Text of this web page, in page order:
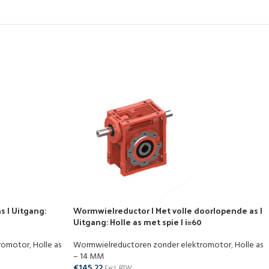
| Uitgang:
,Holle as
Wormwielreductor | Met volle doorlopende as |
Uitgang: Holle as met spie | i=60
Wormwielreductoren zonder elektromotor,Holle as
– 14 MM